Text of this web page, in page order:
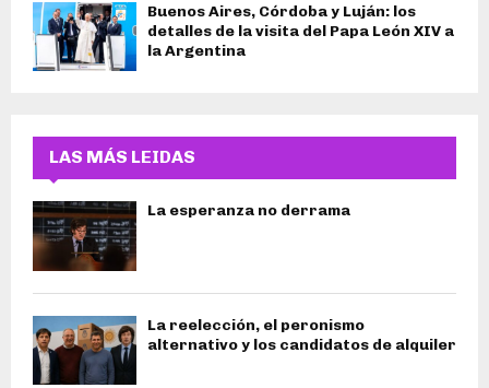
Buenos Aires, Córdoba y Luján: los
detalles de la visita del Papa León XIV a
la Argentina
LAS MÁS LEIDAS
La esperanza no derrama
La reelección, el peronismo
alternativo y los candidatos de alquiler